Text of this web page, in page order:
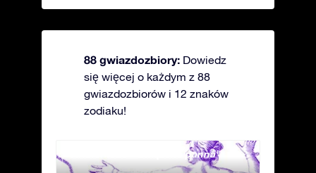
88 gwiazdozbiory: Dowiedz
się więcej o każdym z 88
gwiazdozbiorów i 12 znaków
zodiaku!
Andromeda - Związana panna